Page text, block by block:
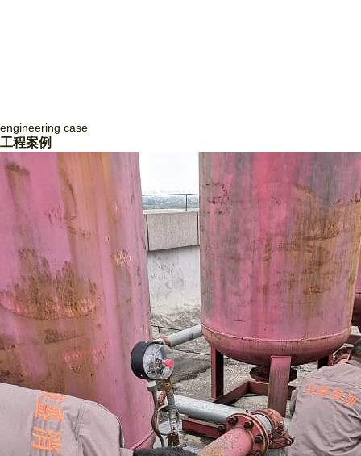
四川致盛消防工程有限公司
四川致盛消防工程有限公司，成立于2017年3月，2018年1月經四川省住
房和城鄉建設廳批準，獲得消防設施工程專業承包貳級資質和防水防腐保
溫工程專業承包貳級資質，并于2018年3月取得《 生產許可證》，隨后
取得了質量管理體系證書ISO9001和信用等級3A證書。四川致盛消防工
程有限公司是一家專業從事消防系統工程施工、消防系統運行咨詢和管
理、消防系統運行狀態監測、消防系統故障維修和整改、消防系統設備維
護保養為一體的專業施工企… ...
Read More
engineering case
工程案例